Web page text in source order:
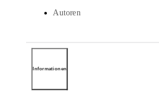
Autoren
Informationen